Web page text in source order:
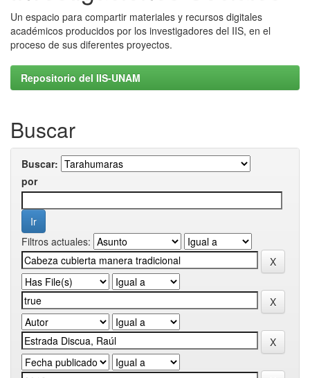
Un espacio para compartir materiales y recursos digitales
académicos producidos por los investigadores del IIS, en el
proceso de sus diferentes proyectos.
Repositorio del IIS-UNAM
Buscar
Buscar:
por
Filtros actuales: